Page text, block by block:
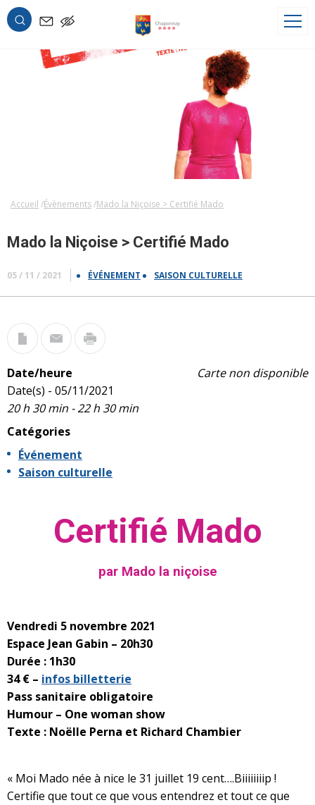
Accueil Évènements Mado la Niçoise > Certifié Mado
Mado la Niçoise > Certifié Mado
05 / 11 / 2021 ÉVÉNEMENT SAISON CULTURELLE
Carte non disponible
Date/heure
Date(s) - 05/11/2021
20 h 30 min - 22 h 30 min
Catégories
Événement
Saison culturelle
Certifié Mado
par Mado la niçoise
Vendredi 5 novembre 2021
Espace Jean Gabin – 20h30
Durée : 1h30
34 € – infos billetterie
Pass sanitaire obligatoire
Humour – One woman show
Texte : Noëlle Perna et Richard Chambier
« Moi Mado née à nice le 31 juillet 19 cent….Biiiiiiiip !
Certifie que tout ce que vous entendrez et tout ce que